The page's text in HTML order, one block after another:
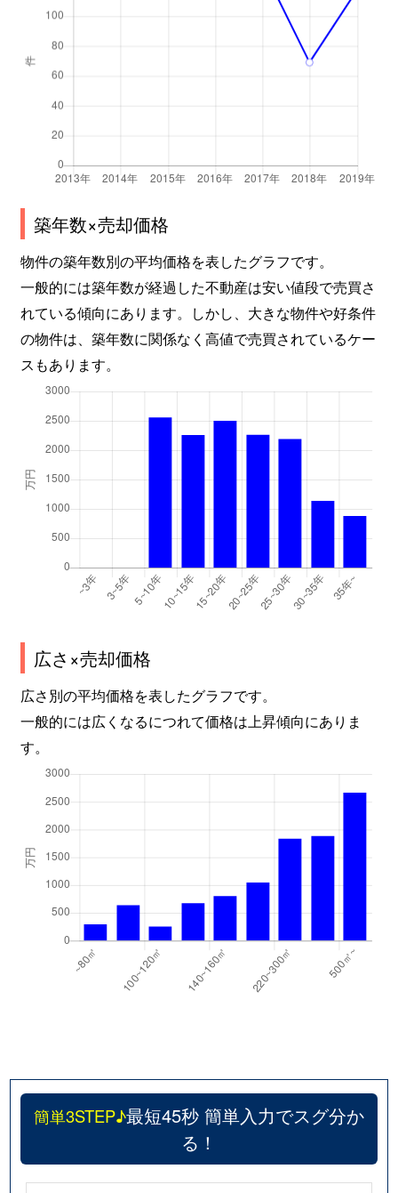
築年数×売却価格
物件の築年数別の平均価格を表したグラフです。
一般的には築年数が経過した不動産は安い値段で売買さ
れている傾向にあります。しかし、大きな物件や好条件
の物件は、築年数に関係なく高値で売買されているケー
スもあります。
広さ×売却価格
広さ別の平均価格を表したグラフです。
一般的には広くなるにつれて価格は上昇傾向にありま
す。
簡単3STEP♪最短45秒 簡単入力でスグ分か
る！